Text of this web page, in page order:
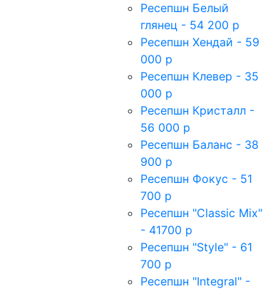
Ресепшн Белый
глянец - 54 200 р
Ресепшн Хендай - 59
000 р
Ресепшн Клевер - 35
000 р
Ресепшн Кристалл -
56 000 р
Ресепшн Баланс - 38
900 р
Ресепшн Фокус - 51
700 р
Ресепшн "Classic Mix"
- 41700 р
Ресепшн "Style" - 61
700 р
Ресепшн "Integral" -